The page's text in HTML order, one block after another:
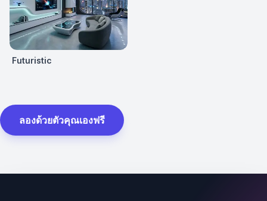
Futuristic
ลองด้วยตัวคุณเองฟรี